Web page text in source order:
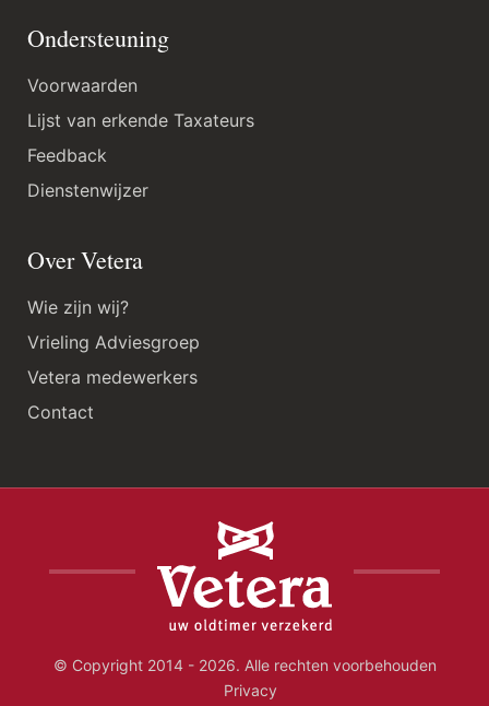
Ondersteuning
Voorwaarden
Lijst van erkende Taxateurs
Feedback
Dienstenwijzer
Over Vetera
Wie zijn wij?
Vrieling Adviesgroep
Vetera medewerkers
Contact
© Copyright 2014 - 2026. Alle rechten voorbehouden
Privacy